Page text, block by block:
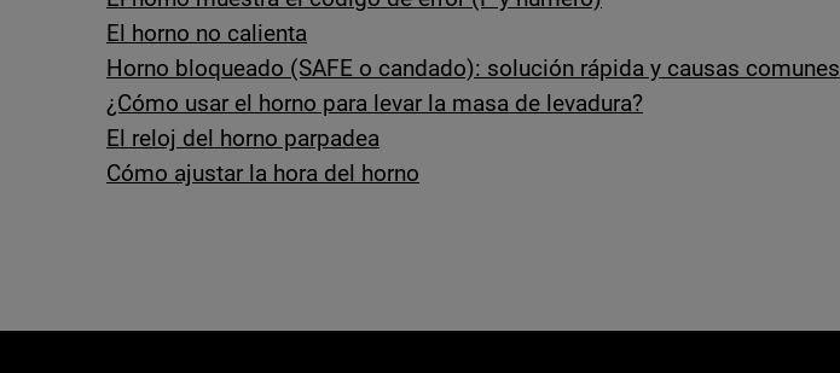
El horno no calienta
Horno bloqueado (SAFE o candado): solución rápida y causas comunes
¿Cómo usar el horno para levar la masa de levadura?
El reloj del horno parpadea
Cómo ajustar la hora del horno